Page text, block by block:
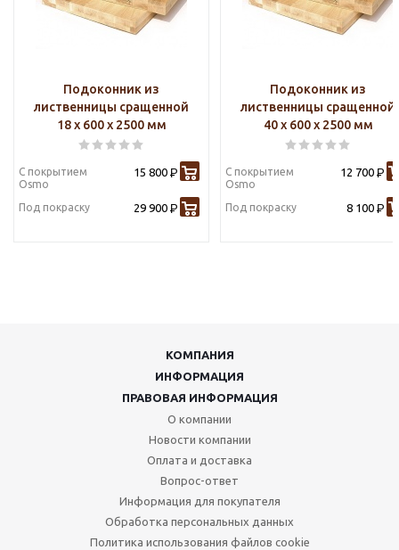
Подоконник из
лиственницы сращенной
18 х 600 х 2500 мм
С покрытием
Osmo
15 800 Р
Под покраску 29 900 Р
Подоконник из
лиственницы сращенной
40 х 600 х 2500 мм
С покрытием
Osmo
12 700 Р
Под покраску 8 100 Р
КОМПАНИЯ
ИНФОРМАЦИЯ
ПРАВОВАЯ ИНФОРМАЦИЯ
О компании
Новости компании
Оплата и доставка
Вопрос-ответ
Информация для покупателя
Обработка персональных данных
Политика использования файлов cookie